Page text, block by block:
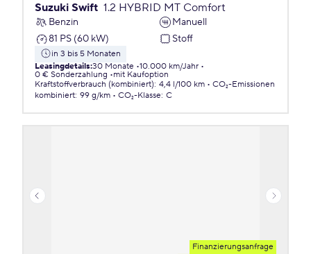
Suzuki Swift 1.2 HYBRID MT Comfort
Benzin
Manuell
81 PS (60 kW)
Stoff
in 3 bis 5 Monaten
Leasingdetails:30 Monate 10.000 km/Jahr
0 € Sonderzahlung
mit Kaufoption
Kraftstoffverbrauch (kombiniert): 4,4 l/100 km
CO₂-Emissionen
kombiniert: 99 g/km CO₂-Klasse: C
Finanzierungsanfrage